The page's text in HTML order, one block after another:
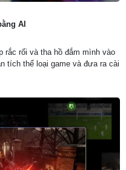
AI
rắc rối và tha hồ đắm mình vào
tích thể loại game và đưa ra cài